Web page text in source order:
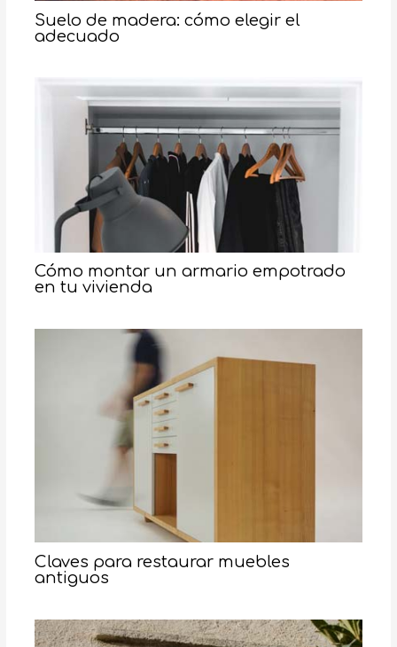
Suelo de madera: cómo elegir el
adecuado
Cómo montar un armario empotrado
en tu vivienda
Claves para restaurar muebles
antiguos